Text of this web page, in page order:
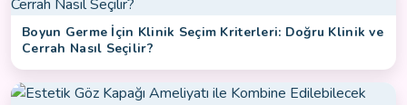
Boyun Germe İçin Klinik Seçim Kriterleri: Doğru Klinik ve
Cerrah Nasıl Seçilir?